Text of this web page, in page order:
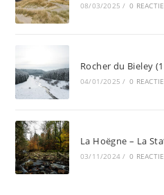
08/03/2025 / 0
Rocher du Bieley
04/01/2025 / 0
La Hoëgne – La
03/11/2024 / 0